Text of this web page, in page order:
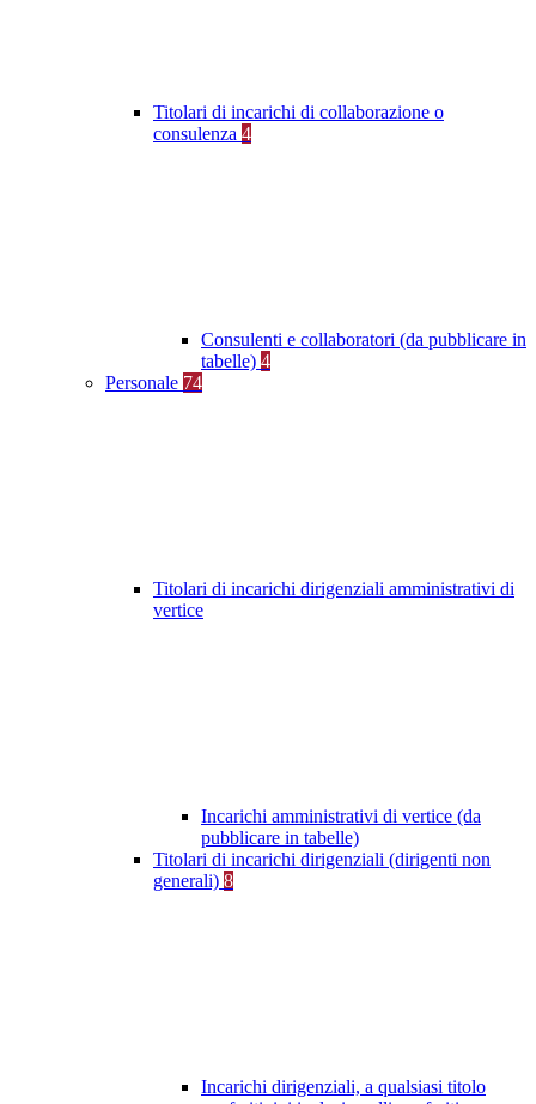
Titolari di incarichi di collaborazione o
consulenza 4
Consulenti e collaboratori (da pubblicare in
tabelle) 4
Personale 74
Titolari di incarichi dirigenziali amministrativi di
vertice
Incarichi amministrativi di vertice (da
pubblicare in tabelle)
Titolari di incarichi dirigenziali (dirigenti non
generali) 8
Incarichi dirigenziali, a qualsiasi titolo